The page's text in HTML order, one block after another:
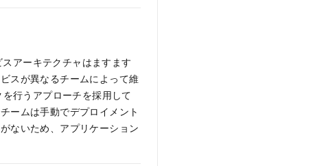
アーキテクチャはますます
スが異なるチームによって維
行うアプローチを採用して
ームは手動でデプロイメント
ないため、アプリケーション